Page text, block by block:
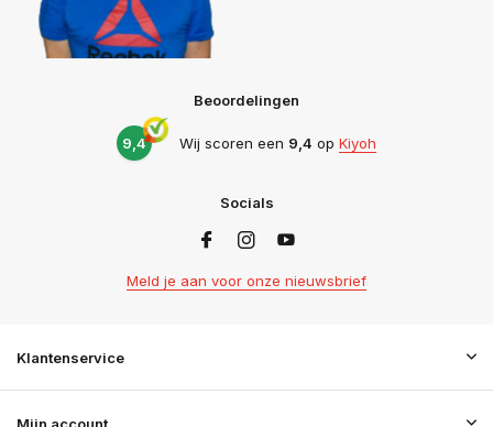
Beoordelingen
9,4 Wij scoren een 9,4 op Kiyoh
Socials
Meld je aan voor onze nieuwsbrief
Klantenservice